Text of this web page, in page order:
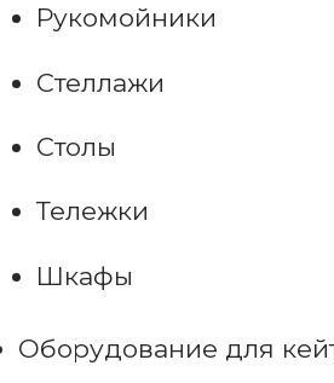
Рукомойники
Стеллажи
Столы
Тележки
Шкафы
Оборудование для